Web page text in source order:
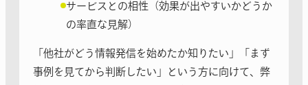
サービスとの相性（効果が出やすいかどうか
の率直な見解）
「他社がどう情報発信を始めたか知りたい」「まず
事例を見てから判断したい」という方に向けて、弊